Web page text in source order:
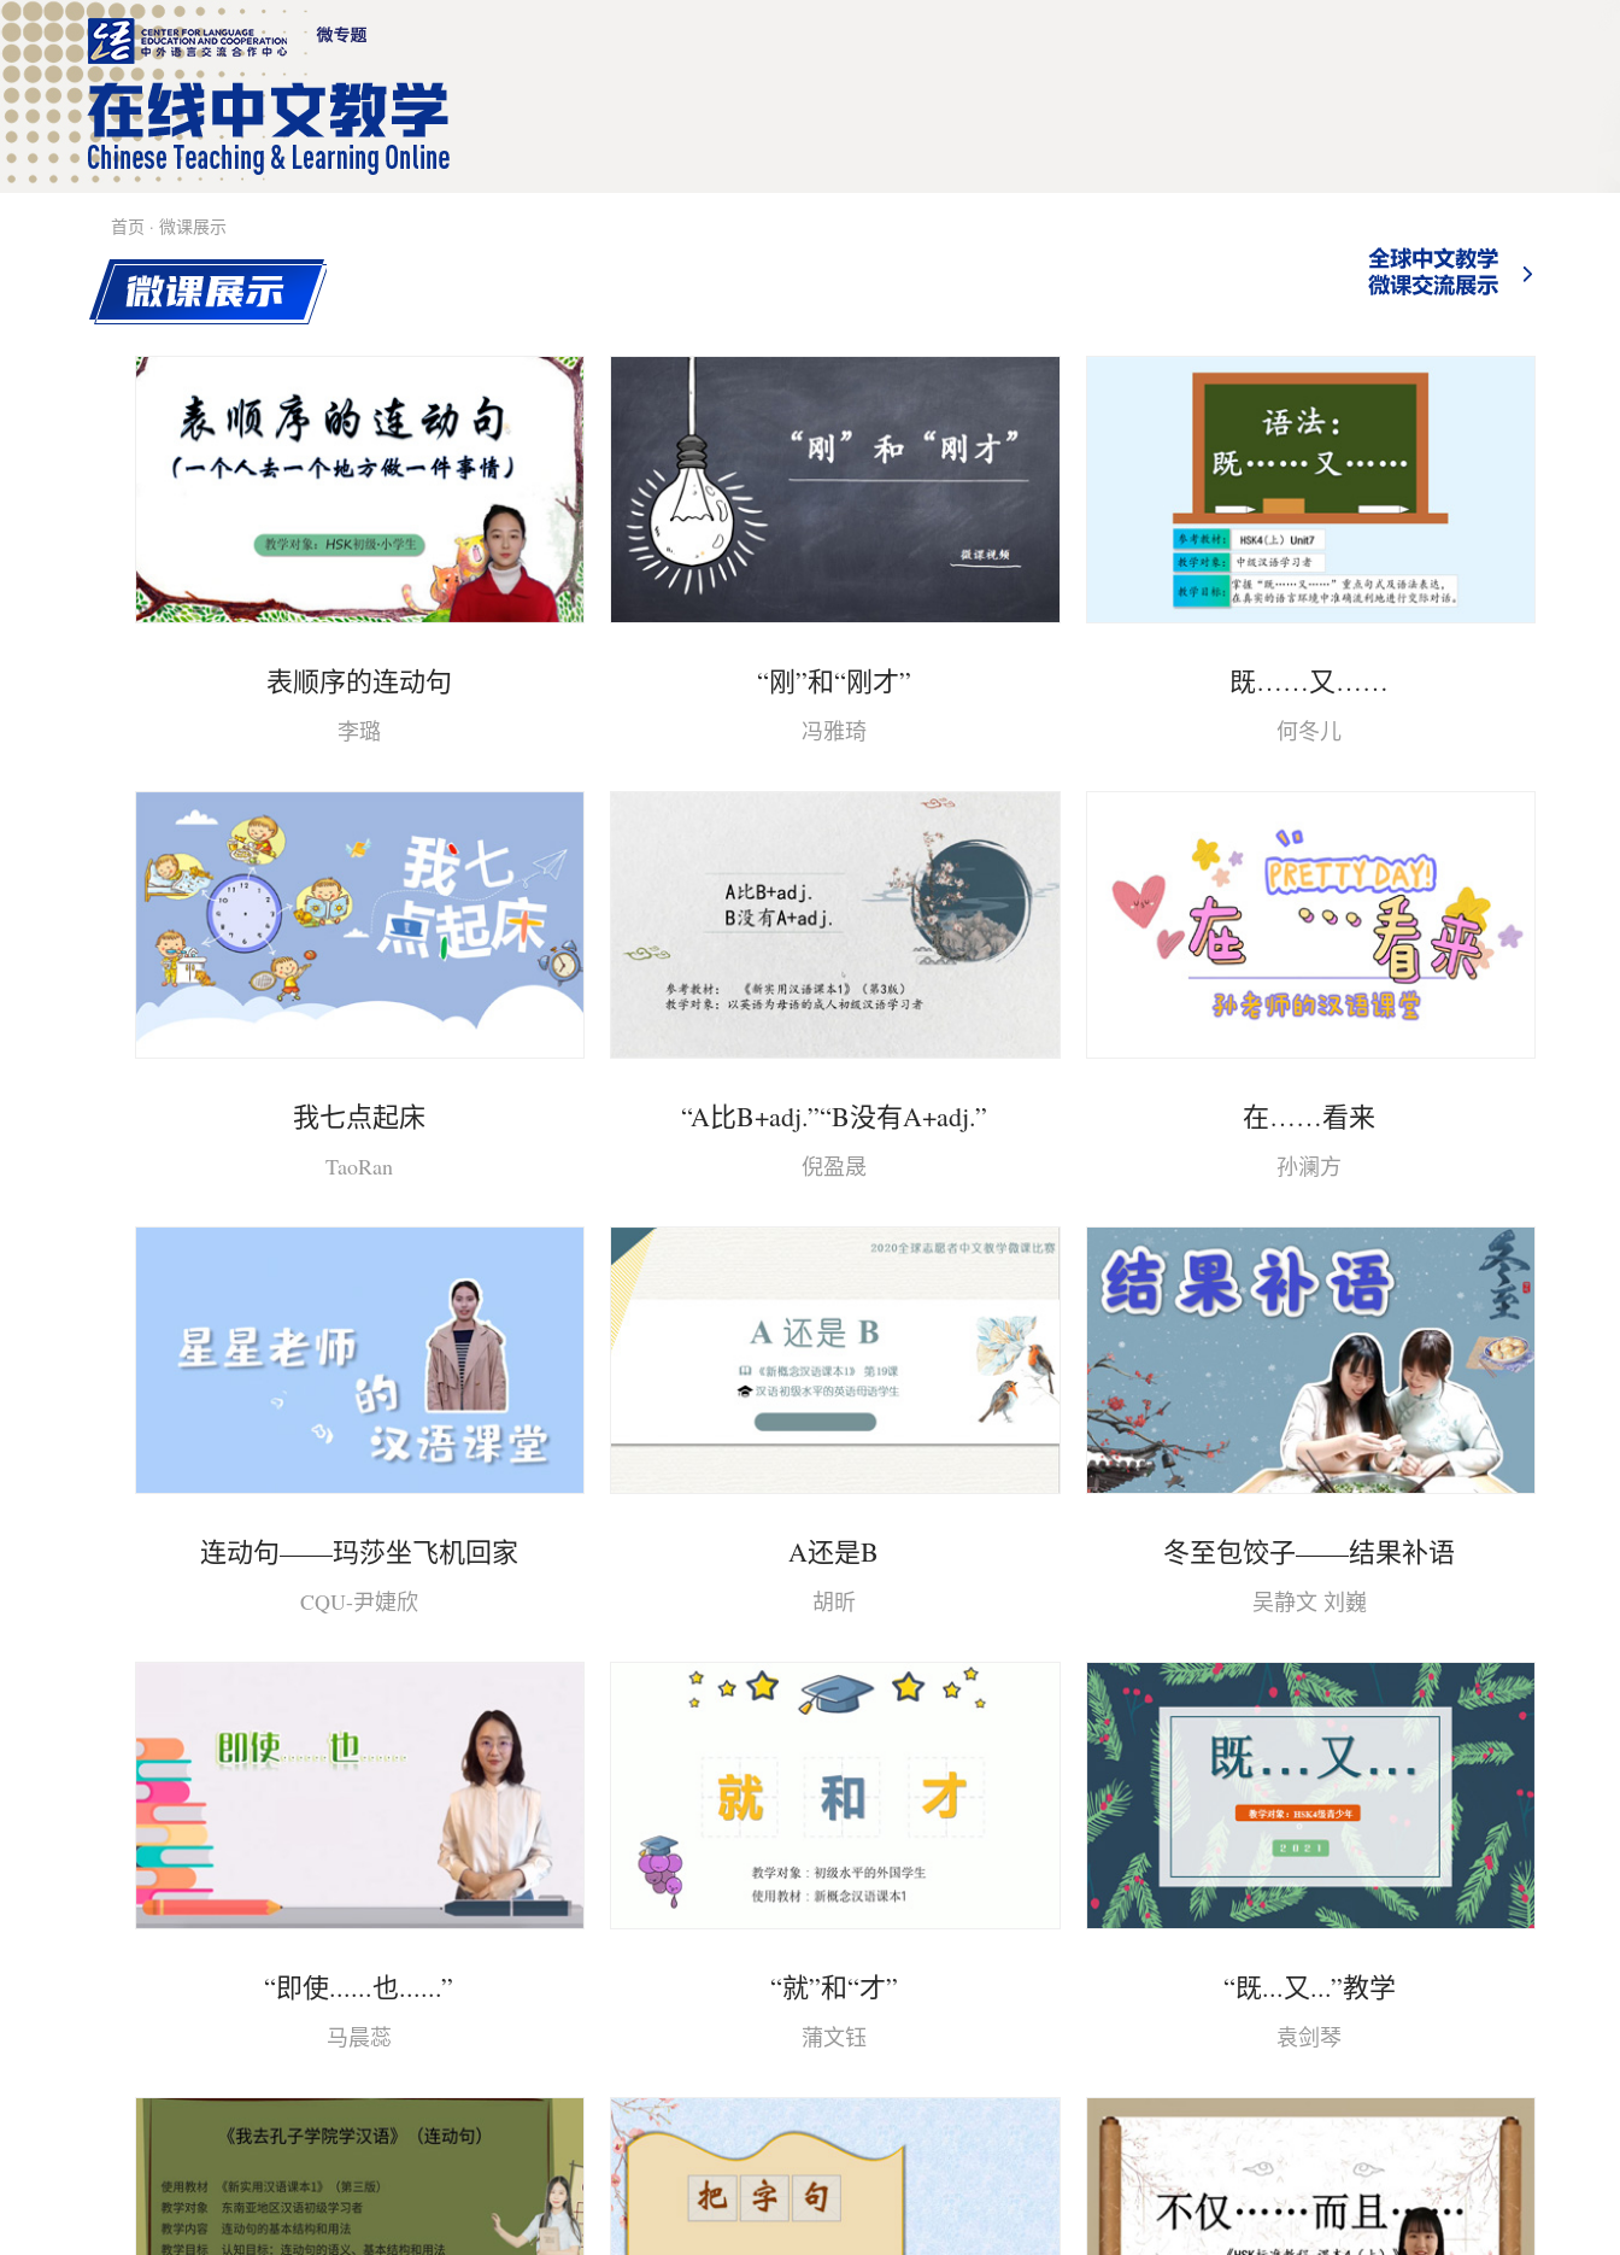
首页 · 微课展示
表顺序的连动句
李璐
“刚”和“刚才”
冯雅琦
既……又……
何冬儿
我七点起床
TaoRan
“A比B+adj.”“B没有A+adj.”
倪盈晟
在……看来
孙澜方
连动句——玛莎坐飞机回家
CQU-尹婕欣
A还是B
胡昕
冬至包饺子——结果补语
吴静文 刘巍
“即使......也......”
马晨蕊
“就”和“才”
蒲文钰
“既...又...”教学
袁剑琴